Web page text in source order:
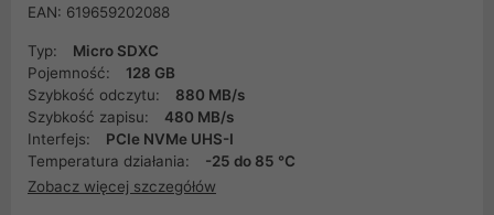
EAN: 619659202088
Typ:
Micro SDXC
Pojemność:
128 GB
Szybkość odczytu:
880 MB/s
Szybkość zapisu:
480 MB/s
Interfejs:
PCIe NVMe UHS-I
Temperatura działania:
-25 do 85 °C
Zobacz więcej szczegółów